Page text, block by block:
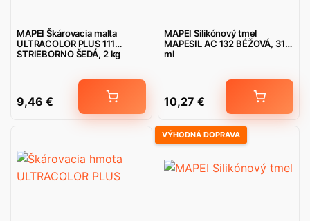
MAPEI Škárovacia malta
ULTRACOLOR PLUS 111
STRIEBORNO ŠEDÁ, 2 kg
9,46 €
MAPEI Silikónový tmel
MAPESIL AC 132 BÉŽOVÁ, 310
ml
10,27 €
VÝHODNÁ DOPRAVA